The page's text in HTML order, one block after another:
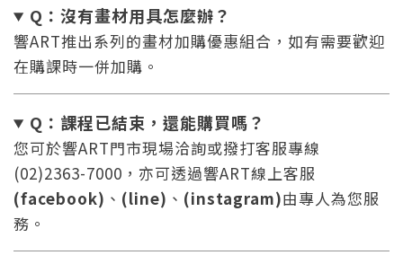
您將收到一封Email，請依照信件中的指示重新登
入。
系統偵測到您的帳號重複登入，
點擊下方「確定」將前一位使用者強制登出。
Q：沒有畫材用具怎麼辦？
響ART推出系列的畫材加購優惠組合，如有需要歡迎
在購課時一併加購。
Q：課程已結束，還能購買嗎？
您可於響ART門市現場洽詢或撥打客服專線
(02)2363-7000，亦可透過響ART線上客服
(facebook) 、 (line) 、 (instagram)由專人為您服
務。